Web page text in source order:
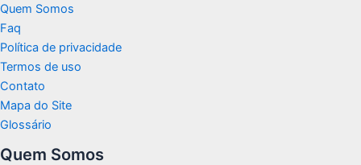
Quem Somos
Faq
Política de privacidade
Termos de uso
Contato
Mapa do Site
Glossário
Quem Somos